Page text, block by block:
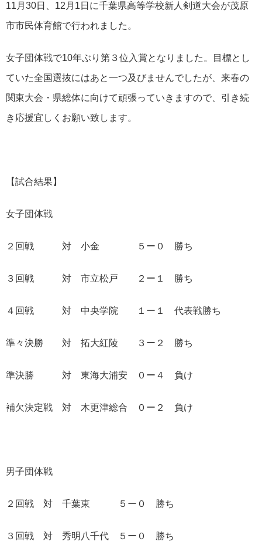
11月30日、12月1日に千葉県高等学校新人剣道大会が茂原
市市民体育館で行われました。
女子団体戦で10年ぶり第３位入賞となりました。目標とし
ていた全国選抜にはあと一つ及びませんでしたが、来春の
関東大会・県総体に向けて頑張っていきますので、引き続
き応援宜しくお願い致します。
【試合結果】
女子団体戦
２回戦 対 小金 ５ー０ 勝ち
３回戦 対 市立松戸 ２ー１ 勝ち
４回戦 対 中央学院 １ー１ 代表戦勝ち
準々決勝 対 拓大紅陵 ３ー２ 勝ち
準決勝 対 東海大浦安 ０ー４ 負け
補欠決定戦 対 木更津総合 ０ー２ 負け
男子団体戦
２回戦 対 千葉東 ５ー０ 勝ち
３回戦 対 秀明八千代 ５ー０ 勝ち